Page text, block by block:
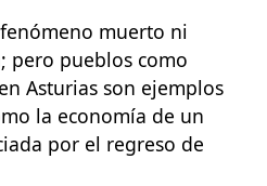
muerto ni
pero pueblos como
Asturias son ejemplos
la economía de un
por el regreso de